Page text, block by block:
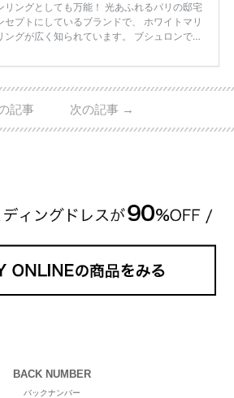
リングとしても万能！ 光あふれるパリの邸宅
セプトにしているブランドで、 ホワイトマリ
ングが広く知られています。 ブシュロンで特
は、 小栗さんと山田さんが結婚指輪に選ばれ
、 とても人気となっているのです。 その相場
～30万円ほどとなっています。 小栗旬さん・
記事 次の記事 →
BACK NUMBER
バックナンバー